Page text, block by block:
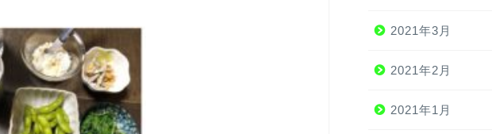
2021年3月
2021年2月
2021年1月